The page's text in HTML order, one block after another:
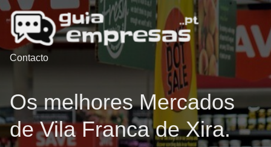
Contacto
Os melhores Mercados
de Vila Franca de Xira.